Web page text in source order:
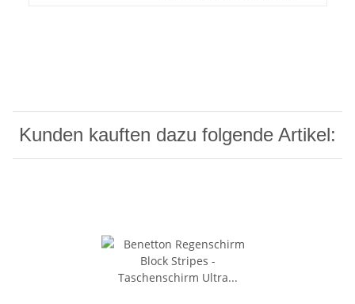
Kunden kauften dazu folgende Artikel: